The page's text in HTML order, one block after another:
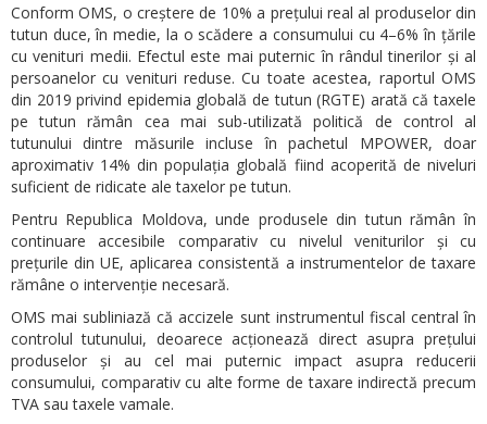
Conform OMS, o creștere de 10% a prețului real al produselor din
tutun duce, în medie, la o scădere a consumului cu 4–6% în țările
cu venituri medii. Efectul este mai puternic în rândul tinerilor și al
persoanelor cu venituri reduse. Cu toate acestea, raportul OMS
din 2019 privind epidemia globală de tutun (RGTE) arată că taxele
pe tutun rămân cea mai sub-utilizată politică de control al
tutunului dintre măsurile incluse în pachetul MPOWER, doar
aproximativ 14% din populația globală fiind acoperită de niveluri
suficient de ridicate ale taxelor pe tutun.
Pentru Republica Moldova, unde produsele din tutun rămân în
continuare accesibile comparativ cu nivelul veniturilor și cu
prețurile din UE, aplicarea consistentă a instrumentelor de taxare
rămâne o intervenție necesară.
OMS mai subliniază că accizele sunt instrumentul fiscal central în
controlul tutunului, deoarece acționează direct asupra prețului
produselor și au cel mai puternic impact asupra reducerii
consumului, comparativ cu alte forme de taxare indirectă precum
TVA sau taxele vamale.